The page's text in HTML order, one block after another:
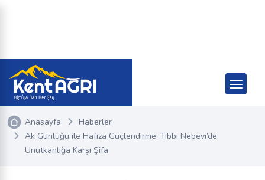
Anasayfa
Haberler
Ak Günlüğü ile Hafıza Güçlendirme: Tıbbı Nebevi’de
Unutkanlığa Karşı Şifa